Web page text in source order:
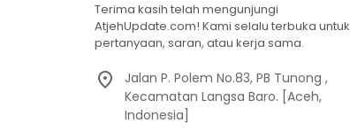
Terima kasih telah mengunjungi
AtjehUpdate.com! Kami selalu terbuka untuk
pertanyaan, saran, atau kerja sama.
Jalan P. Polem No.83, PB Tunong ,
Kecamatan Langsa Baro. [Aceh,
Indonesia]